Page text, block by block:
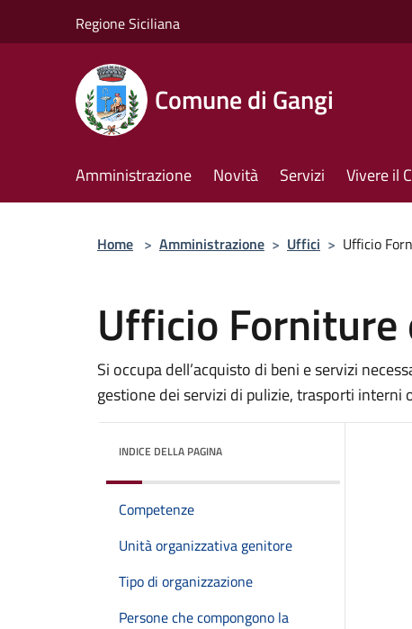
Regione Siciliana
Comune di Gangi
Amministrazione Novità Servizi Vivere il
Home > Amministrazione > Uffici > Ufficio
Ufficio
Si occupa dell’acquisto di beni e servizi
gestione dei servizi di pulizie, trasporti interni
INDICE DELLA PAGINA
Competenze
Unità organizzativa genitore
Tipo di organizzazione
Persone che compongono la